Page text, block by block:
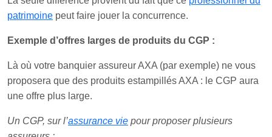
patrimoine peut faire jouer la concurrence.
Exemple d’offres larges de produits du CGP :
Là où votre banquier assureur AXA (par exemple) ne vous
proposera que des produits estampillés AXA : le CGP aura
une offre plus large.
Un CGP, sur l’assurance vie pour proposer plusieurs